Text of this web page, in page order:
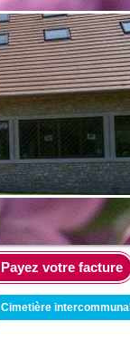
Payez votre facture
Cimetière intercommunal